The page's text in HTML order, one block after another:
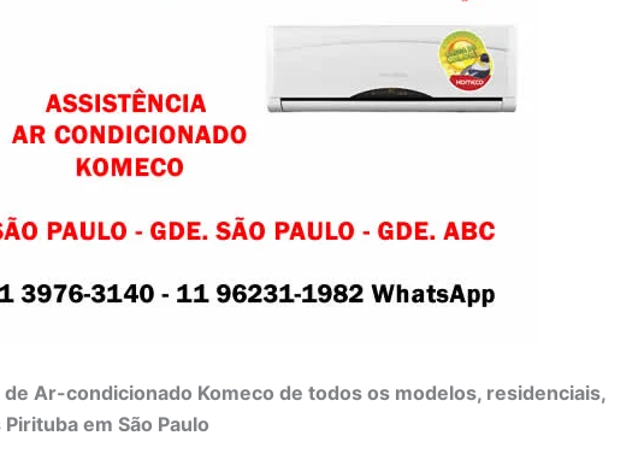
Ar-condicionado Komeco de todos os modelos, residenciais,
em São Paulo